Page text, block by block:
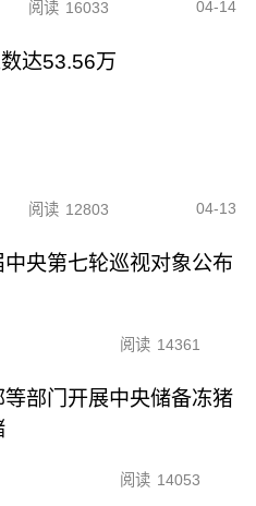
阅读 16033 04-14
达53.56万
阅读 12803 04-13
中央第七轮巡视对象公布
阅读 14361
等部门开展中央储备冻猪
阅读 14053